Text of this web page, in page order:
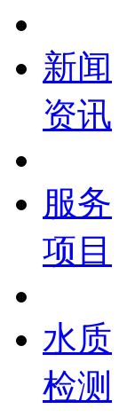
新闻
资讯
服务
项目
水质
检测